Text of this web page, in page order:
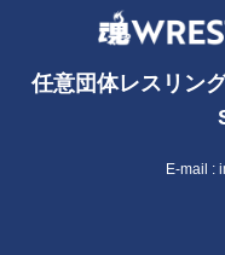
任意団体レスリン
E-mail :